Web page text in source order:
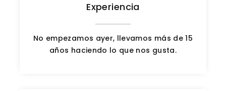
Experiencia
No empezamos ayer, llevamos más de 15
años haciendo lo que nos gusta.